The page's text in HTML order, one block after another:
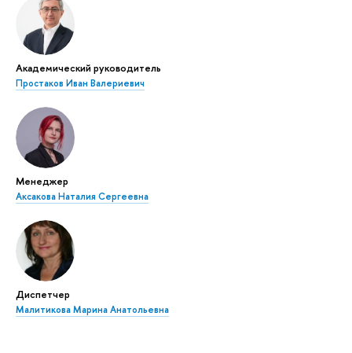
Академический руководитель
Простаков Иван Валериевич
Менеджер
Аксакова Наталия Сергеевна
Диспетчер
Малитикова Марина Анатольевна